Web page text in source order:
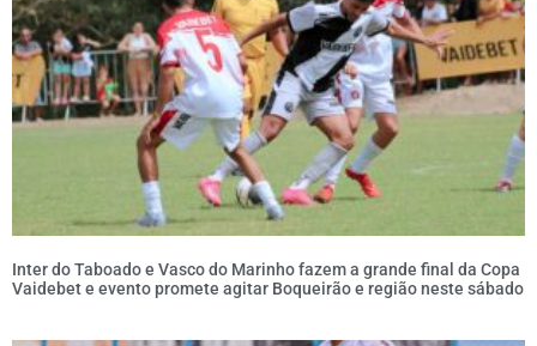
Inter do Taboado e Vasco do Marinho fazem a grande final da Copa
Vaidebet e evento promete agitar Boqueirão e região neste sábado